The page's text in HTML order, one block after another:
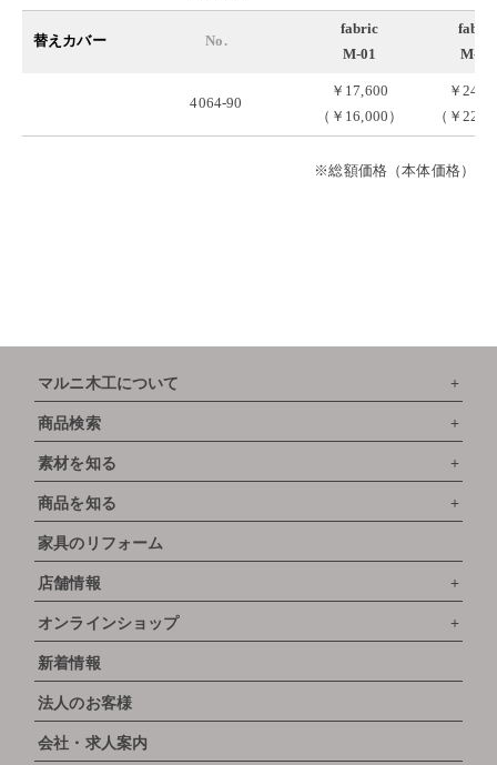
替えカバー No.
fabric
M-01
fabric
M-02
4064-90
￥17,600
（￥16,000）
￥
（￥
※総額価格（本体価格）
マルニ木工について
商品検索
素材を知る
商品を知る
家具のリフォーム
店舗情報
オンラインショップ
新着情報
法人のお客様
会社・求人案内